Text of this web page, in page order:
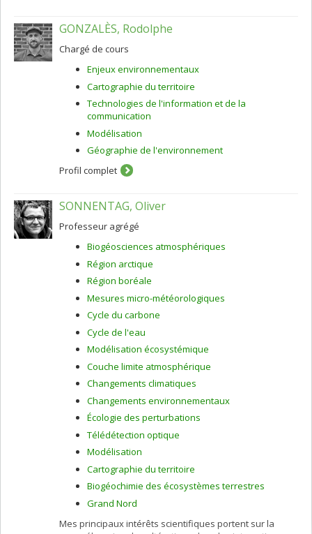
GONZALÈS, Rodolphe
Chargé de cours
Enjeux environnementaux
Cartographie du territoire
Technologies de l'information et de la
communication
Modélisation
Géographie de l'environnement
Profil complet
SONNENTAG, Oliver
Professeur agrégé
Biogéosciences atmosphériques
Région arctique
Région boréale
Mesures micro-météorologiques
Cycle du carbone
Cycle de l'eau
Modélisation écosystémique
Couche limite atmosphérique
Changements climatiques
Changements environnementaux
Écologie des perturbations
Télédétection optique
Modélisation
Cartographie du territoire
Biogéochimie des écosystèmes terrestres
Grand Nord
Mes principaux intérêts scientifiques portent sur la